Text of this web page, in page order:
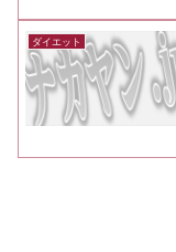
ダイエット